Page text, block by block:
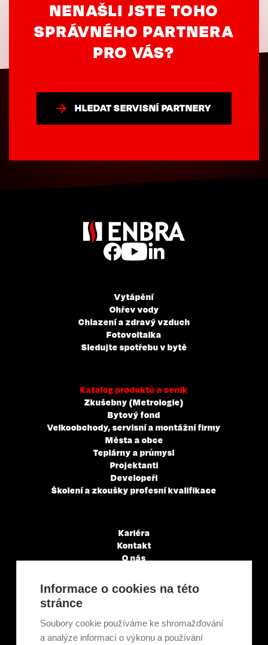
NENAŠLI JSTE TOHO
SPRÁVNÉHO PARTNERA
PRO VÁS?
HLEDAT SERVISNÍ PARTNERY
Vytápění
Ohřev vody
Chlazení a zdravý vzduch
Fotovoltaika
Sledujte spotřebu v bytě
Katalog produktů a ceník
Zkušebny (Metrologie)
Bytový fond
Velkoobchody, servisní a montážní firmy
Města a obce
Teplárny a průmysl
Projektanti
Developeři
Školení a zkoušky profesní kvalifikace
Kariéra
Kontakt
O nás
Články a novinky
GDPR & Cookies
Ekologická recyklace
Projekty EU
Informace o cookies na této
stránce
Soubory cookie používáme ke shromažďování
a analýze informací o výkonu a používání